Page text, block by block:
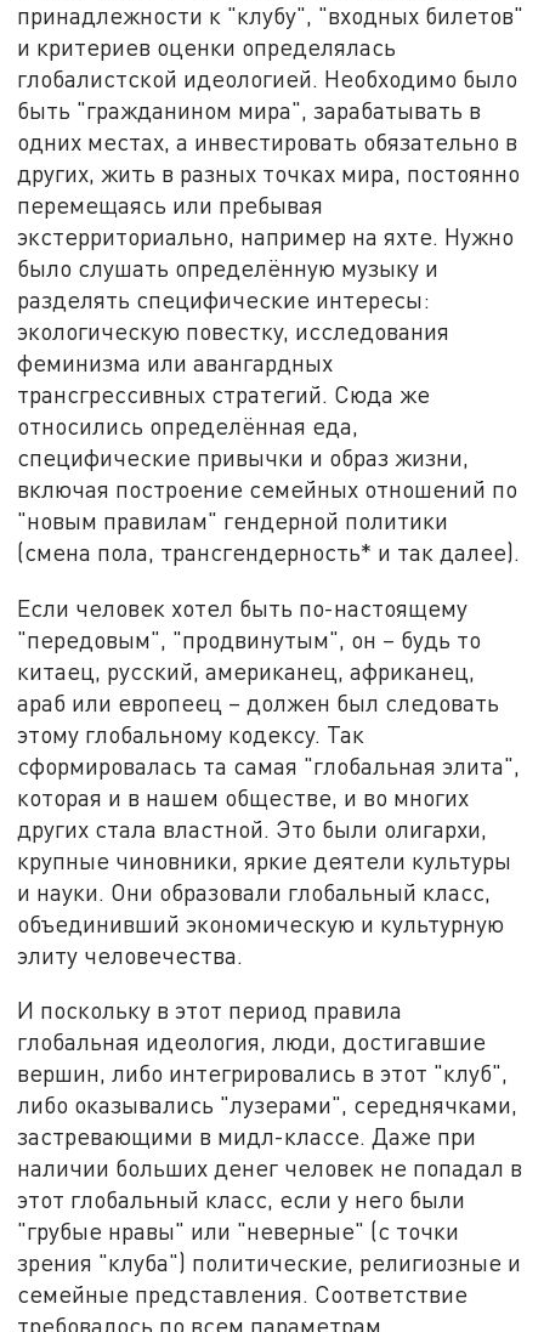
принадлежности к "клубу", "входных билетов"
и критериев оценки определялась
глобалистской идеологией. Необходимо было
быть "гражданином мира", зарабатывать в
одних местах, а инвестировать обязательно в
других, жить в разных точках мира, постоянно
перемещаясь или пребывая
экстерриториально, например на яхте. Нужно
было слушать определённую музыку и
разделять специфические интересы:
экологическую повестку, исследования
феминизма или авангардных
трансгрессивных стратегий. Сюда же
относились определённая еда,
специфические привычки и образ жизни,
включая построение семейных отношений по
"новым правилам" гендерной политики
(смена пола, трансгендерность* и так далее).
Если человек хотел быть по-настоящему
"передовым", "продвинутым", он – будь то
китаец, русский, американец, африканец,
араб или европеец – должен был следовать
этому глобальному кодексу. Так
сформировалась та самая "глобальная элита",
которая и в нашем обществе, и во многих
других стала властной. Это были олигархи,
крупные чиновники, яркие деятели культуры
и науки. Они образовали глобальный класс,
объединивший экономическую и культурную
элиту человечества.
И поскольку в этот период правила
глобальная идеология, люди, достигавшие
вершин, либо интегрировались в этот "клуб",
либо оказывались "лузерами", середнячками,
застревающими в мидл-классе. Даже при
наличии больших денег человек не попадал в
этот глобальный класс, если у него были
"грубые нравы" или "неверные" (с точки
зрения "клуба") политические, религиозные и
семейные представления. Соответствие
требовалось по всем параметрам.